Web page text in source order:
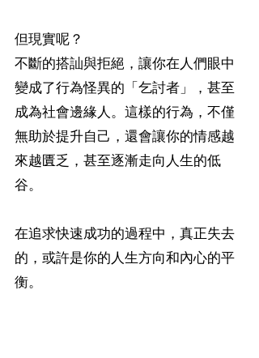
但現實呢？
不斷的搭訕與拒絕，讓你在人們眼中
變成了行為怪異的「乞討者」，甚至
成為社會邊緣人。這樣的行為，不僅
無助於提升自己，還會讓你的情感越
來越匱乏，甚至逐漸走向人生的低
谷。
在追求快速成功的過程中，真正失去
的，或許是你的人生方向和內心的平
衡。